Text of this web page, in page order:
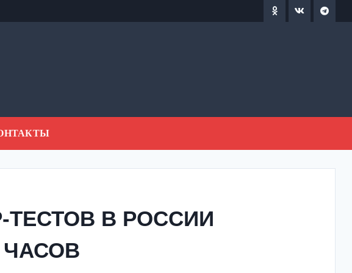
ТЕСТОВ В РОССИИ
ЧАСОВ